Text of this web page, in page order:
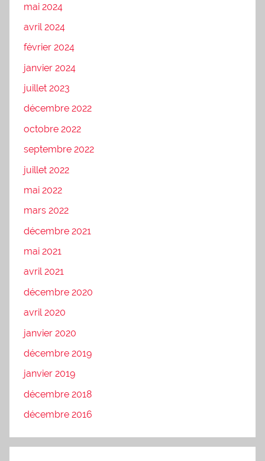
mai 2024
avril 2024
février 2024
janvier 2024
juillet 2023
décembre 2022
octobre 2022
septembre 2022
juillet 2022
mai 2022
mars 2022
décembre 2021
mai 2021
avril 2021
décembre 2020
avril 2020
janvier 2020
décembre 2019
janvier 2019
décembre 2018
décembre 2016